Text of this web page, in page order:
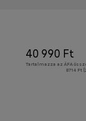
40 990 Ft
Tartalmazza az ÁFA
8714 Ft